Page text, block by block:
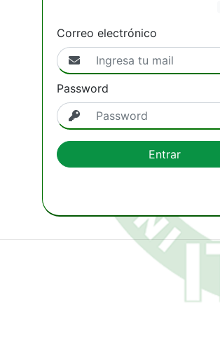
Correo electrónico
Password
Entrar